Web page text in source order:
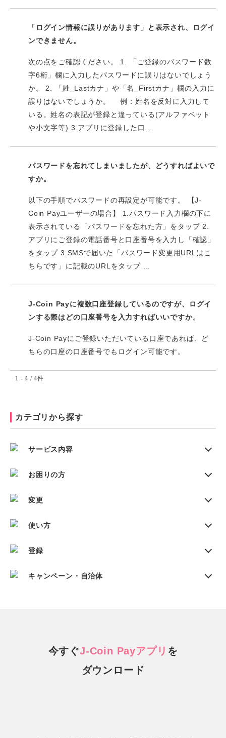
「ログイン情報に誤りがあります」と表示され、ログイ
ンできません。
次の点をご確認ください。 1. 「ご登録のパスワード数
字6桁」欄に入力したパスワードに誤りはないでしょう
か。 2. 「姓_Lastカナ」や「名_Firstカナ」欄の入力に
誤りはないでしょうか。 例：姓名を反対に入力して
いる。姓名の表記が登録と違っている(アルファベット
や小文字等) 3.アプリに登録した口...
パスワードを忘れてしまいましたが、どうすればよいで
すか。
以下の手順でパスワードの再設定が可能です。 【J-
Coin Payユーザーの場合】 1.パスワード入力欄の下に
表示されている「パスワードを忘れた方」をタップ 2.
アプリにご登録の電話番号と口座番号を入力し「確認」
をタップ 3.SMSで届いた「パスワード変更用URLはこ
ちらです」に記載のURLをタップ ...
J-Coin Payに複数口座登録しているのですが、ログイ
ンする際はどの口座番号を入力すればいいですか。
J-Coin Payにご登録いただいている口座であれば、ど
ちらの口座の口座番号でもログイン可能です。
1 - 4 / 4件
カテゴリから探す
サービス内容
お困りの方
変更
使い方
登録
キャンペーン・自治体
今すぐJ-Coin Payアプリ を
ダウンロード